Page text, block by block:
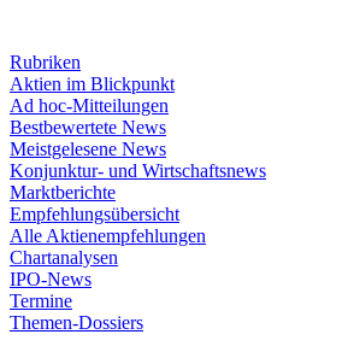
Rubriken
Aktien im Blickpunkt
Ad hoc-Mitteilungen
Bestbewertete News
Meistgelesene News
Konjunktur- und Wirtschaftsnews
Marktberichte
Empfehlungsübersicht
Alle Aktienempfehlungen
Chartanalysen
IPO-News
Termine
Themen-Dossiers